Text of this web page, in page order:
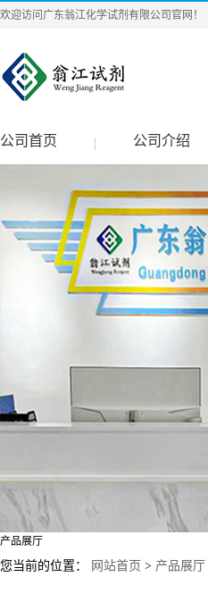
欢迎访问广东翁江化学试剂有限公司官网！
公司首页 公司介绍
产品展厅
您当前的位置： 网站首页 > 产品展厅